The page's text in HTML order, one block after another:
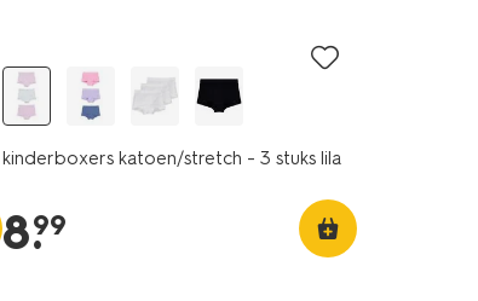
kinderboxers katoen/stretch - 3 stuks lila
8.
99